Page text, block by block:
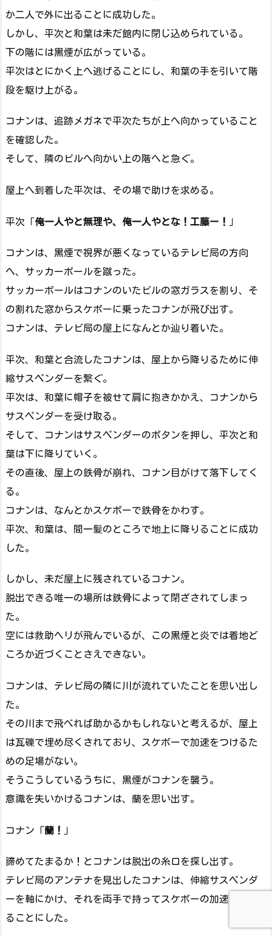
か二人で外に出ることに成功した。
しかし、平次と和葉は未だ館内に閉じ込められている。
下の階には黒煙が広がっている。
平次はとにかく上へ逃げることにし、和葉の手を引いて階
段を駆け上がる。
コナンは、追跡メガネで平次たちが上へ向かっていること
を確認した。
そして、隣のビルへ向かい上の階へと急ぐ。
屋上へ到着した平次は、その場で助けを求める。
平次「俺一人やと無理や、俺一人やとな！工藤ー！ 」
コナンは、黒煙で視界が悪くなっているテレビ局の方向
へ、サッカーボールを蹴った。
サッカーボールはコナンのいたビルの窓ガラスを割り、そ
の割れた窓からスケボーに乗ったコナンが飛び出す。
コナンは、テレビ局の屋上になんとか辿り着いた。
平次、和葉と合流したコナンは、屋上から降りるために伸
縮サスペンダーを繋ぐ。
平次は、和葉に帽子を被せて肩に抱きかかえ、コナンから
サスペンダーを受け取る。
そして、コナンはサスペンダーのボタンを押し、平次と和
葉は下に降りていく。
その直後、屋上の鉄骨が崩れ、コナン目がけて落下してく
る。
コナンは、なんとかスケボーで鉄骨をかわす。
平次、和葉は、間一髪のところで地上に降りることに成功
した。
しかし、未だ屋上に残されているコナン。
脱出できる唯一の場所は鉄骨によって閉ざされてしまっ
た。
空には救助ヘリが飛んでいるが、この黒煙と炎では着地ど
ころか近づくことさえできない。
コナンは、テレビ局の隣に川が流れていたことを思い出し
た。
その川まで飛べれば助かるかもしれないと考えるが、屋上
は瓦礫で埋め尽くされており、スケボーで加速をつけるた
めの足場がない。
そうこうしているうちに、黒煙がコナンを襲う。
意識を失いかけるコナンは、蘭を思い出す。
コナン「蘭！ 」
諦めてたまるか！とコナンは脱出の糸口を探し出す。
テレビ局のアンテナを見出したコナンは、伸縮サスペンダ
ーを軸にかけ、それを両手で持ってスケボーの加速をつけ
ることにした。